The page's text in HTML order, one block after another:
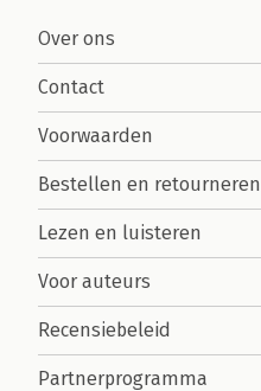
Over ons
Contact
Voorwaarden
Bestellen en retourneren
Lezen en luisteren
Voor auteurs
Recensiebeleid
Partnerprogramma